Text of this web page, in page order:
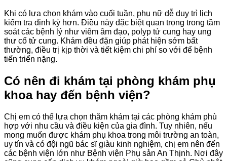
Khi có lựa chọn khám vào cuối tuần, phụ nữ dễ duy trì lịch
kiểm tra định kỳ hơn. Điều này đặc biệt quan trọng trong tầm
soát các bệnh lý như viêm âm đạo, polyp tử cung hay ung
thư cổ tử cung. Khám đều đặn giúp phát hiện sớm bất
thường, điều trị kịp thời và tiết kiệm chi phí so với để bệnh
tiến triển nặng.
Có nên đi khám tại phòng khám phụ
khoa hay đến bệnh viện?
Chị em có thể lựa chọn thăm khám tại các phòng khám phù
hợp với nhu cầu và điều kiện của gia đình. Tuy nhiên, nếu
mong muốn được khám phụ khoa trong môi trường an toàn,
uy tín và có đội ngũ bác sĩ giàu kinh nghiệm, chị em nên đến
các bệnh viện lớn như Bệnh viện Phụ sản An Thịnh. Nơi đây